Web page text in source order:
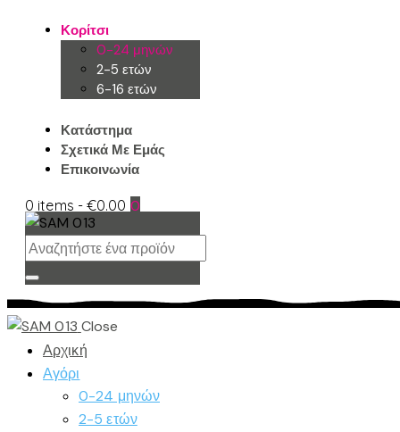
Κορίτσι
0-24 μηνών
2-5 ετών
6-16 ετών
Κατάστημα
Σχετικά Με Εμάς
Επικοινωνία
0 items -€0.00 0
Close
Αρχική
Αγόρι
0-24 μηνών
2-5 ετών